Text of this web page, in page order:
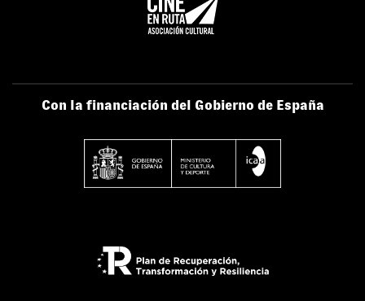
Con la financiación del Gobierno de España